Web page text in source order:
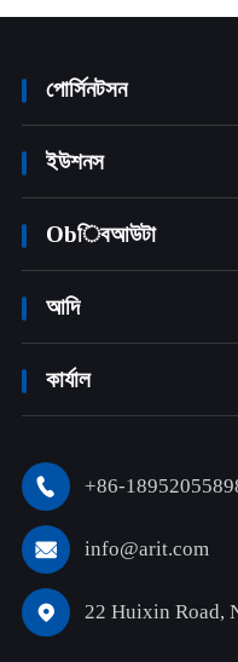
পোর্সিনটসন
ইউশনস
Obিবআউটা
আদি
কার্যাল
 +86-
 info@arit.com
 22 Huixin Road,